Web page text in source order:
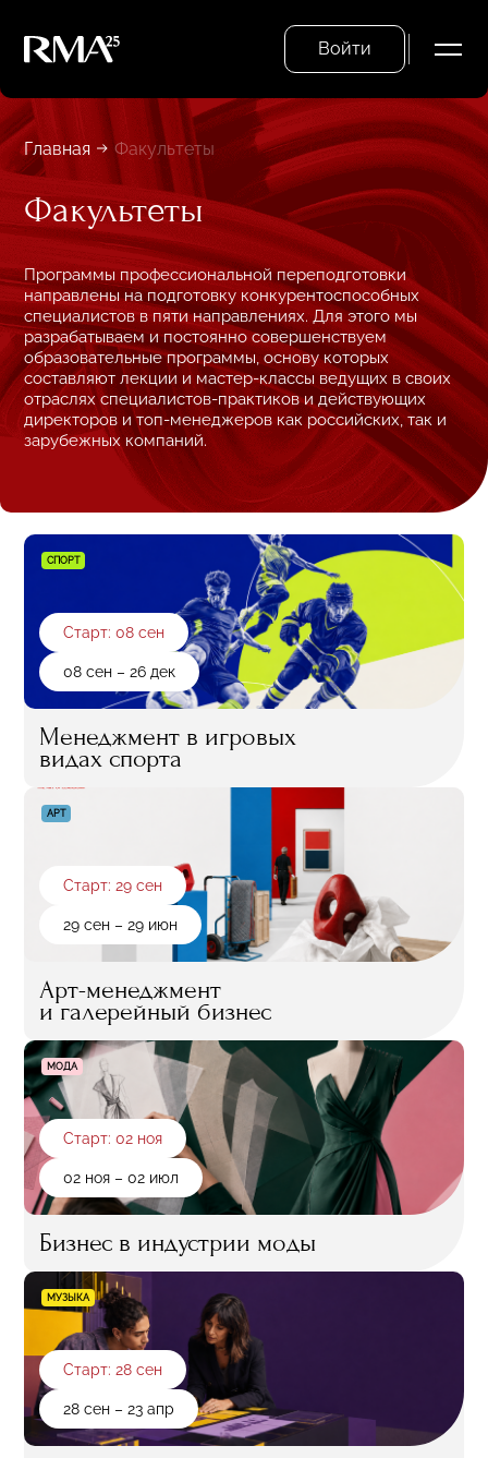
Войти
Главная Факультеты
Факультеты
Программы профессиональной переподготовки
направлены на подготовку конкурентоспособных
специалистов в пяти направлениях. Для этого мы
разрабатываем и постоянно совершенствуем
образовательные программы, основу которых
составляют лекции и мастер-классы ведущих в своих
отраслях специалистов-практиков и действующих
директоров и топ-менеджеров как российских, так и
зарубежных компаний.
СПОРТ
Старт: 08 сен
08 сен – 26 дек
Менеджмент в игровых
видах спорта
АРТ
Старт: 29 сен
29 сен – 29 июн
Арт-менеджмент
и галерейный бизнес
МОДА
Старт: 02 ноя
02 ноя – 02 июл
Бизнес в индустрии моды
МУЗЫКА
Старт: 28 сен
28 сен – 23 апр